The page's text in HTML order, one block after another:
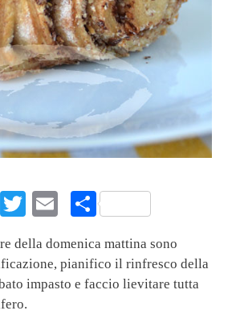
W
T
tte
r
ail
C
di
vi
della domenica mattina sono
pianifico il rinfresco della
impasto e faccio lievitare tutta